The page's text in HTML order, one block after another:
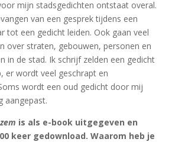
mijn stadsgedichten ontstaat overal.
van een gesprek tijdens een
tot een gedicht leiden. Ook gaan veel
over straten, gebouwen, personen en
in de stad. Ik schrijf zelden een gedicht
er wordt veel geschrapt en
wordt een oud gedicht door mij
aangepast.
is als e-book uitgegeven en
keer gedownload. Waarom heb je